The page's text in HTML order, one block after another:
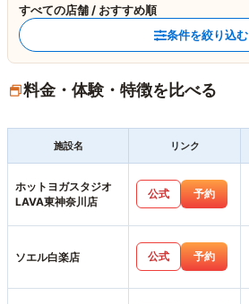
すべての店舗 / おすすめ順
条件を絞り込む
料金・体験・特徴を比べる
施設名 リンク
ホットヨガスタジオ
LAVA東神奈川店
公式 予約
ソエル白楽店 公式 予約